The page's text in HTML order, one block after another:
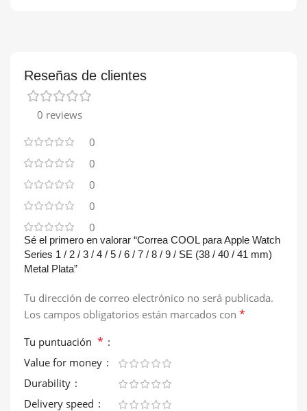
Reseñas de clientes
0 reviews
0
0
0
0
0
Sé el primero en valorar “Correa COOL para Apple Watch
Series 1 / 2 / 3 / 4 / 5 / 6 / 7 / 8 / 9 / SE (38 / 40 / 41 mm)
Metal Plata”
Tu dirección de correo electrónico no será publicada.
Los campos obligatorios están marcados con *
Tu puntuación *
Value for money
Durability
Delivery speed